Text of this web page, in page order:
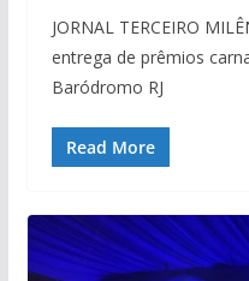
JORNAL TERCEIRO
entrega de prêmios
Baródromo RJ
Read More